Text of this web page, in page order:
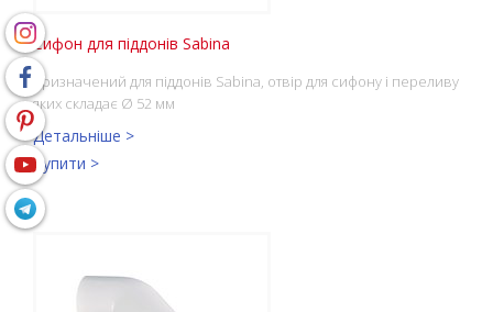
Сифон для піддонів Sabina
призначений для піддонів Sabina, отвір для сифону і переливу
яких складає Ø 52 мм
Детальніше >
Купити >